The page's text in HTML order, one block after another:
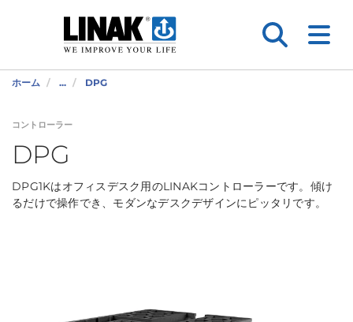
ホーム ... DPG
コントローラー
DPG
DPG1Kはオフィスデスク用のLINAKコントローラーです。傾け
るだけで操作でき、モダンなデスクデザインにピッタリです。